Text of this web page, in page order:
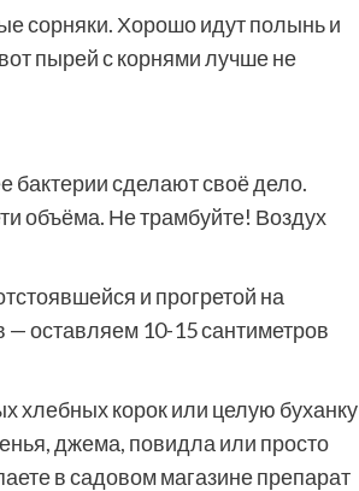
сорняки. Хорошо идут полынь и
пырей с корнями лучше не
бактерии сделают своё дело.
объёма. Не трамбуйте! Воздух
и прогретой на
— оставляем 10-15 сантиметров
хлебных корок или целую буханку
джема, повидла или просто
в садовом магазине препарат